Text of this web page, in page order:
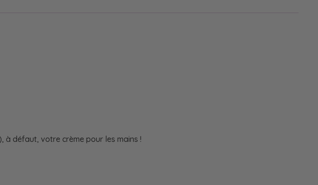
à défaut, votre crème pour les mains !